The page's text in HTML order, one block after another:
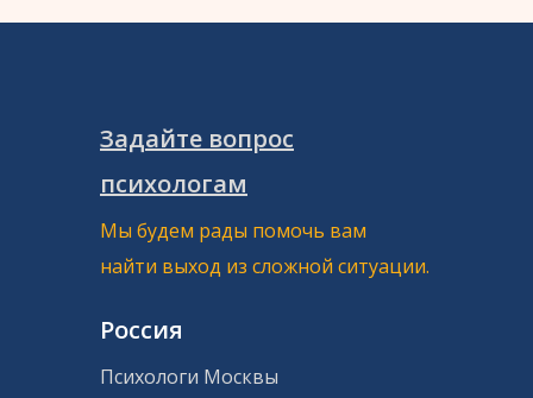
Задайте вопрос
психологам
Мы будем рады помочь вам
найти выход из сложной ситуации.
Россия
Психологи Москвы